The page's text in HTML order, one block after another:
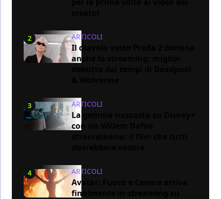
2 ARTICOLI
Il diavolo veste Prada 2 domina
anche lo streaming: miglior
3 ARTICOLI
La gemma nascosta su Disney+
con un Willem Dafoe
4 ARTICOLI
Avatar: Fuoco e Cenere arriva
finalmente in streaming su